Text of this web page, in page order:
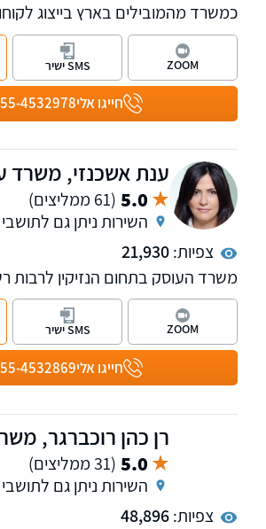
כמשרד מהמובילים בארץ בייצוג
אנחנו מטפלים בתחומי נזקי הגוף,
פטור ממס, רשלנות רפואית, נכי צה"ל
דרכים.
לרשותכם 11 סניפים של המשרד
בחיפה, ראש פינה, טבריה, עפולה,
למי שמעוניין, אנחנו מאפשרים פתיחת
בטלפון.
חייגו אלי4532978
ZOOM SMS ישיר
ענת אשכנזי, משרד
5.0 (61 ממליצים)
השירות ניתן גם
צפיות:21,930
משרד העוסק בתחום הנזיקין לרבות
רפואית, תאונות דרכים, נזקי גוף,
משרד הביטחון, תאונות עבודה, נזקי
וסיעוד ועוד. למשרד שלוחות בראשון
חייגו אלי4532869
ZOOM SMS ישיר
רן כהן רוכברגר,
5.0 (31 ממליצים)
השירות ניתן גם
צפיות:48,896